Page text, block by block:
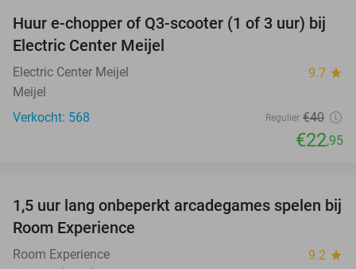
43%
Huur e-chopper of Q3-scooter (1 of 3 uur) bij
Electric Center Meijel
Electric Center Meijel 9.7 star
Meijel
Verkocht: 568
Regulier €40
€22,95
46%
1,5 uur lang onbeperkt arcadegames spelen bij
Room Experience
Room Experience 9.2 star